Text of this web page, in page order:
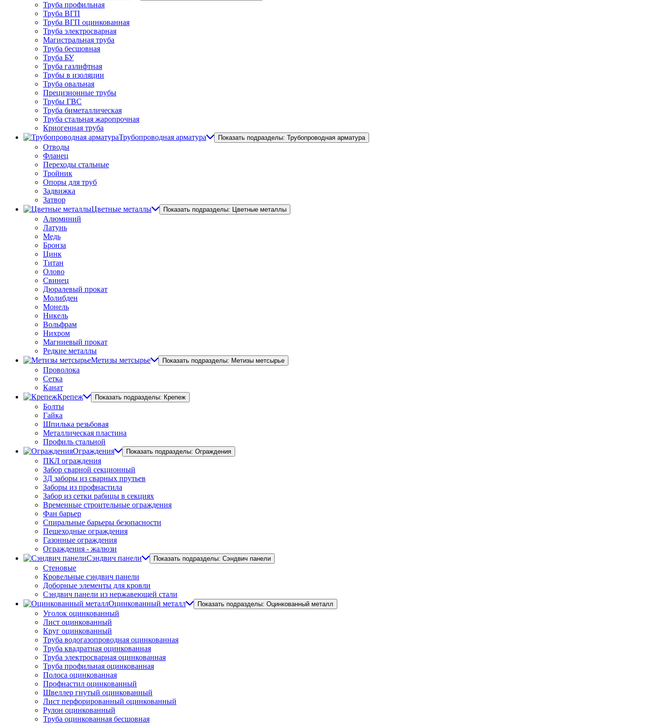
Труба профильная
Труба ВГП
Труба ВГП оцинкованная
Труба электросварная
Магистральная труба
Труба бесшовная
Труба БУ
Труба газлифтная
Трубы в изоляции
Труба овальная
Прецизионные трубы
Трубы ГВС
Труба биметаллическая
Труба стальная жаропрочная
Криогенная труба
Трубопроводная арматура
Показать подразделы: Трубопроводная арматура
Отводы
Фланец
Переходы стальные
Тройник
Опоры для труб
Задвижка
Затвор
Цветные металлы
Показать подразделы: Цветные металлы
Алюминий
Латунь
Медь
Бронза
Цинк
Титан
Олово
Свинец
Дюралевый прокат
Молибден
Монель
Никель
Вольфрам
Нихром
Магниевый прокат
Редкие металлы
Метизы метсырье
Показать подразделы: Метизы метсырье
Проволока
Сетка
Канат
Крепеж
Показать подразделы: Крепеж
Болты
Гайка
Шпилька резьбовая
Металлическая пластина
Профиль стальной
Ограждения
Показать подразделы: Ограждения
ПКЛ ограждения
Забор сварной секционный
3Д заборы из сварных прутьев
Заборы из профнастила
Забор из сетки рабицы в секциях
Временные строительные ограждения
Фан барьер
Спиральные барьеры безопасности
Пешеходные ограждения
Газонные ограждения
Ограждения - жалюзи
Сэндвич панели
Показать подразделы: Сэндвич панели
Стеновые
Кровельные сэндвич панели
Доборные элементы для кровли
Сэндвич панели из нержавеющей стали
Оцинкованный металл
Показать подразделы: Оцинкованный металл
Уголок оцинкованный
Лист оцинкованный
Круг оцинкованный
Труба водогазопроводная оцинкованная
Труба квадратная оцинкованная
Труба электросварная оцинкованная
Труба профильная оцинкованная
Полоса оцинкованная
Профнастил оцинкованный
Швеллер гнутый оцинкованный
Лист перфорированный оцинкованный
Рулон оцинкованный
Труба оцинкованная бесшовная